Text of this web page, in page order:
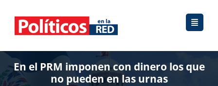
En el PRM imponen con dinero los que
no pueden en las urnas